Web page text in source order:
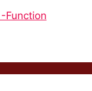
Function